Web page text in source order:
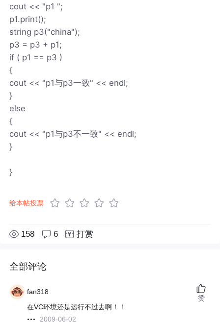
cout << "p1 ";
p1.print();
string p3("china");
p3 = p3 + p1;
if ( p1 == p3 )
{
cout << "p1与p3一致" << endl;
}
else
{
cout << "p1与p3不一致" << endl;
}
}
给本帖投票
158 6 打赏
全部评论
fan318
在VC环境还是运行不过去啊！！
2009-06-02
赞